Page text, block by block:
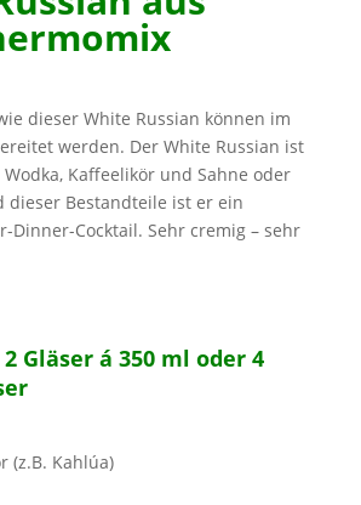
dieser White Russian können im
werden. Der White Russian ist
Kaffeelikör und Sahne oder
dieser Bestandteile ist er ein
Dinner-Cocktail. Sehr cremig – sehr
Gläser á 350 ml oder 4
(z.B. Kahlúa)